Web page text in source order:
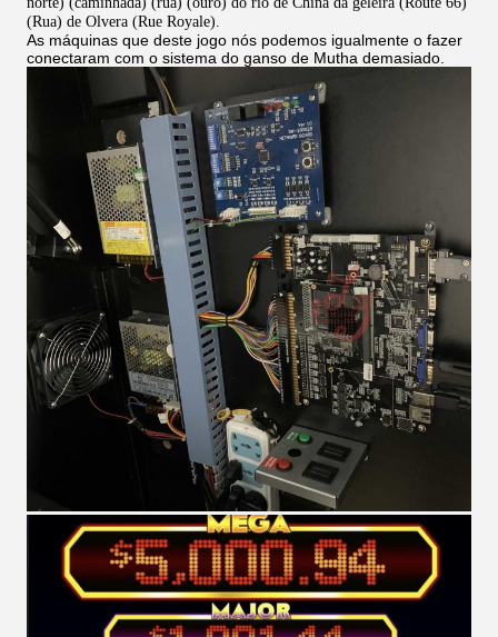
(Rua) de Olvera (Rue Royale).
As máquinas que deste jogo nós podemos igualmente o fazer
conectaram com o sistema do ganso de Mutha demasiado.